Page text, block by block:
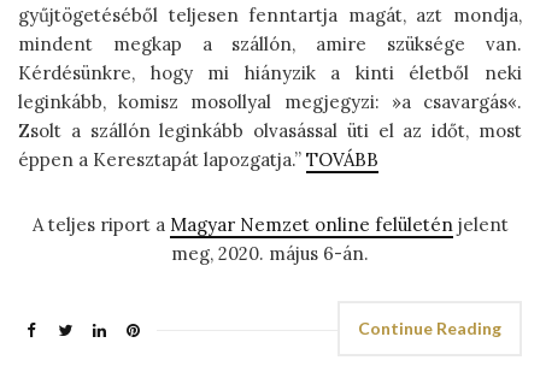
gyűjtögetéséből teljesen fenntartja magát, azt mondja,
mindent megkap a szállón, amire szüksége van.
Kérdésünkre, hogy mi hiányzik a kinti életből neki
leginkább, komisz mosollyal megjegyzi: »a csavargás«.
Zsolt a szállón leginkább olvasással üti el az időt, most
éppen a Keresztapát lapozgatja.” TOVÁBB
A teljes riport a Magyar Nemzet online felületénjelent
meg, 2020. május 6-án.
Continue Reading